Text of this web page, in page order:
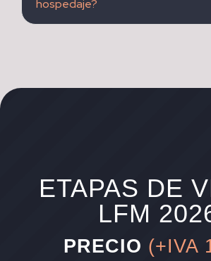
hospedaje?
ETAPAS DE
LFM
PRECIO (+IVA